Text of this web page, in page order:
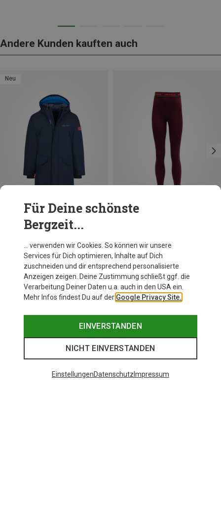
Andere Kunden kauften auch
Neu
Für Deine schönste
Bergzeit...
… verwenden wir Cookies. So können wir unsere
Services für Dich optimieren, Inhalte auf Dich
zuschneiden und dir entsprechend personalisierte
Anzeigen zeigen. Deine Zustimmung schließt ggf. die
Verarbeitung Deiner Daten u.a. auch in den USA ein.
Mehr Infos findest Du auf der Google Privacy Site.
EINVERSTANDEN
NICHT EINVERSTANDEN
EinstellungenDatenschutz Impressum